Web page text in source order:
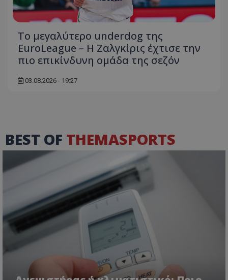
Το μεγαλύτερο underdog της
EuroLeague – Η Ζαλγκίρις έχτισε την
πιο επικίνδυνη ομάδα της σεζόν
03.08.2026 - 19:27
BEST OF THEMASPORTS